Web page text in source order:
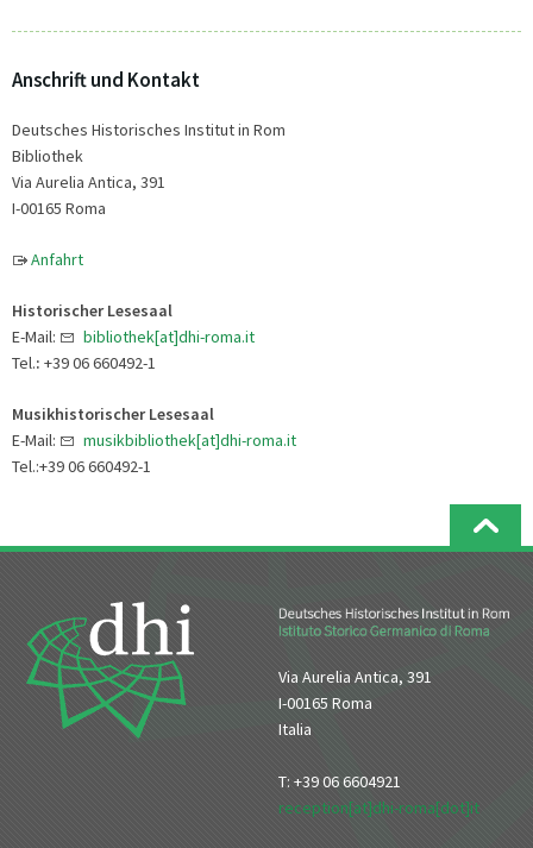
Anschrift und Kontakt
Deutsches Historisches Institut in Rom
Bibliothek
Via Aurelia Antica, 391
I-00165 Roma
Anfahrt
Historischer Lesesaal
E-Mail:
bibliothek[at]dhi-roma.it
Tel.: +39 06 660492-1
Musikhistorischer Lesesaal
E-Mail:
musikbibliothek[at]dhi-roma.it
Tel.:+39 06 660492-1
Via Aurelia Antica, 391
I-00165 Roma
Italia
T: +39 06 6604921
reception[at]dhi-roma[dot]it